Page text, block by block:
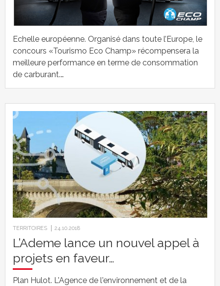
Echelle européenne. Organisé dans toute l’Europe, le
concours «Tourismo Eco Champ» récompensera la
meilleure performance en terme de consommation
de carburant.…
TERRITOIRES 24.10.2018
L’Ademe lance un nouvel appel à
projets en faveur…
Plan Hulot. L'Agence de l'environnement et de la